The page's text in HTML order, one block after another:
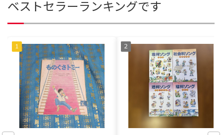
ベストセラーランキングです